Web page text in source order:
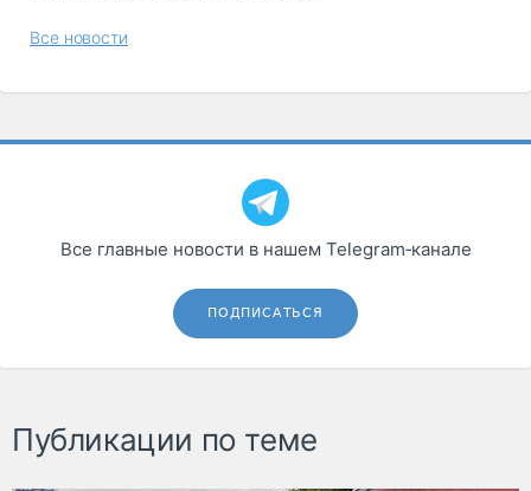
Все новости
Все главные новости в нашем Telegram‑канале
ПОДПИСАТЬСЯ
Публикации по теме